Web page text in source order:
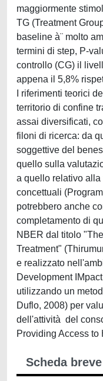
maggiormente
TG (Treatment
baseline à¨ molto
termini di step, P-
controllo (CG) il
appena il 5,8%
I riferimenti teorici
territorio di confine
assai diversificati,
filoni di ricerca: da
soggettive del
quello sulla
a quello relativo
concettuali
potrebbero anche
completamento di
NBER dal titolo
Treatment"
e realizzato
Development
utilizzando un
Duflo, 2008) per
dell'attività del
Providing Access to
Scheda breve